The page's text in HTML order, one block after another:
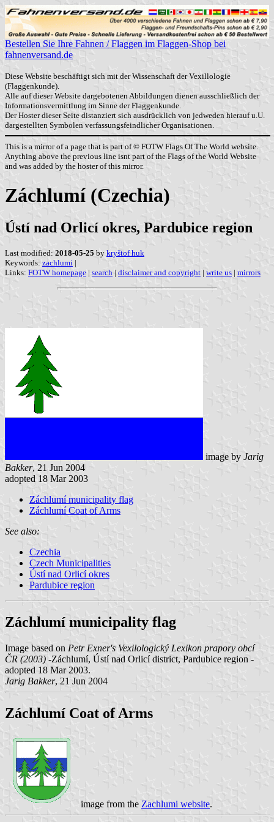
Bestellen Sie Ihre Fahnen / Flaggen im Flaggen-Shop bei
fahnenversand.de
Diese Website beschäftigt sich mit der Wissenschaft der Vexillologie
(Flaggenkunde).
Alle auf dieser Website dargebotenen Abbildungen dienen ausschließlich der
Informationsvermittlung im Sinne der Flaggenkunde.
Der Hoster dieser Seite distanziert sich ausdrücklich von jedweden hierauf u.U.
dargestellten Symbolen verfassungsfeindlicher Organisationen.
This is a mirror of a page that is part of © FOTW Flags Of The World website.
Anything above the previous line isnt part of the Flags of the World Website
and was added by the hoster of this mirror.
Záchlumí (Czechia)
Ústí nad Orlicí okres, Pardubice region
Last modified: 2018-05-25 by kryštof huk
Keywords: zachlumi |
Links: FOTW homepage | search | disclaimer and copyright | write us | mirrors
image by Jarig
Bakker, 21 Jun 2004
adopted 18 Mar 2003
Záchlumí municipality flag
Záchlumí Coat of Arms
See also:
Czechia
Czech Municipalities
Ústí nad Orlicí okres
Pardubice region
Záchlumí municipality flag
Image based on Petr Exner's Vexilologický Lexikon prapory obcí
ČR (2003) -Záchlumí, Ústí nad Orlicí district, Pardubice region -
adopted 18 Mar 2003.
Jarig Bakker, 21 Jun 2004
Záchlumí Coat of Arms
image from the Zachlumi website.